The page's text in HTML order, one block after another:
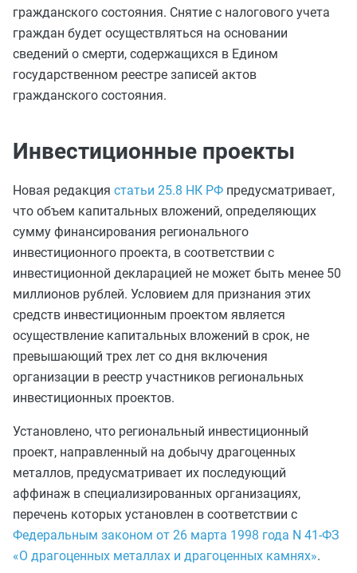
гражданского состояния. Снятие с налогового учета
граждан будет осуществляться на основании
сведений о смерти, содержащихся в Едином
государственном реестре записей актов
гражданского состояния.
Инвестиционные проекты
Новая редакция статьи 25.8 НК РФ предусматривает,
что объем капитальных вложений, определяющих
сумму финансирования регионального
инвестиционного проекта, в соответствии с
инвестиционной декларацией не может быть менее 50
миллионов рублей. Условием для признания этих
средств инвестиционным проектом является
осуществление капитальных вложений в срок, не
превышающий трех лет со дня включения
организации в реестр участников региональных
инвестиционных проектов.
Установлено, что региональный инвестиционный
проект, направленный на добычу драгоценных
металлов, предусматривает их последующий
аффинаж в специализированных организациях,
перечень которых установлен в соответствии с
Федеральным законом от 26 марта 1998 года N 41-ФЗ
«О драгоценных металлах и драгоценных камнях».